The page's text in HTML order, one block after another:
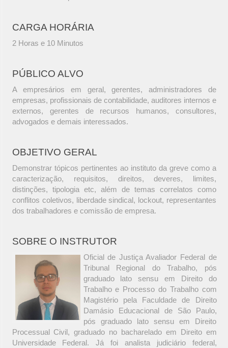
CARGA HORÁRIA
2 Horas e 10 Minutos
PÚBLICO ALVO
A empresários em geral, gerentes, administradores de
empresas, profissionais de contabilidade, auditores internos e
externos, gerentes de recursos humanos, consultores,
advogados e demais interessados.
OBJETIVO GERAL
Demonstrar tópicos pertinentes ao instituto da greve como a
caracterização, requisitos, direitos, deveres, limites,
distinções, tipologia etc, além de temas correlatos como
conflitos coletivos, liberdade sindical, lockout, representantes
dos trabalhadores e comissão de empresa.
SOBRE O INSTRUTOR
Oficial de Justiça Avaliador Federal de
Tribunal Regional do Trabalho, pós
graduado lato sensu em Direito do
Trabalho e Processo do Trabalho com
Magistério pela Faculdade de Direito
Damásio Educacional de São Paulo,
pós graduado lato sensu em Direito
Processual Civil, graduado no bacharelado em Direito em
Universidade Federal. Já foi analista judiciário federal,